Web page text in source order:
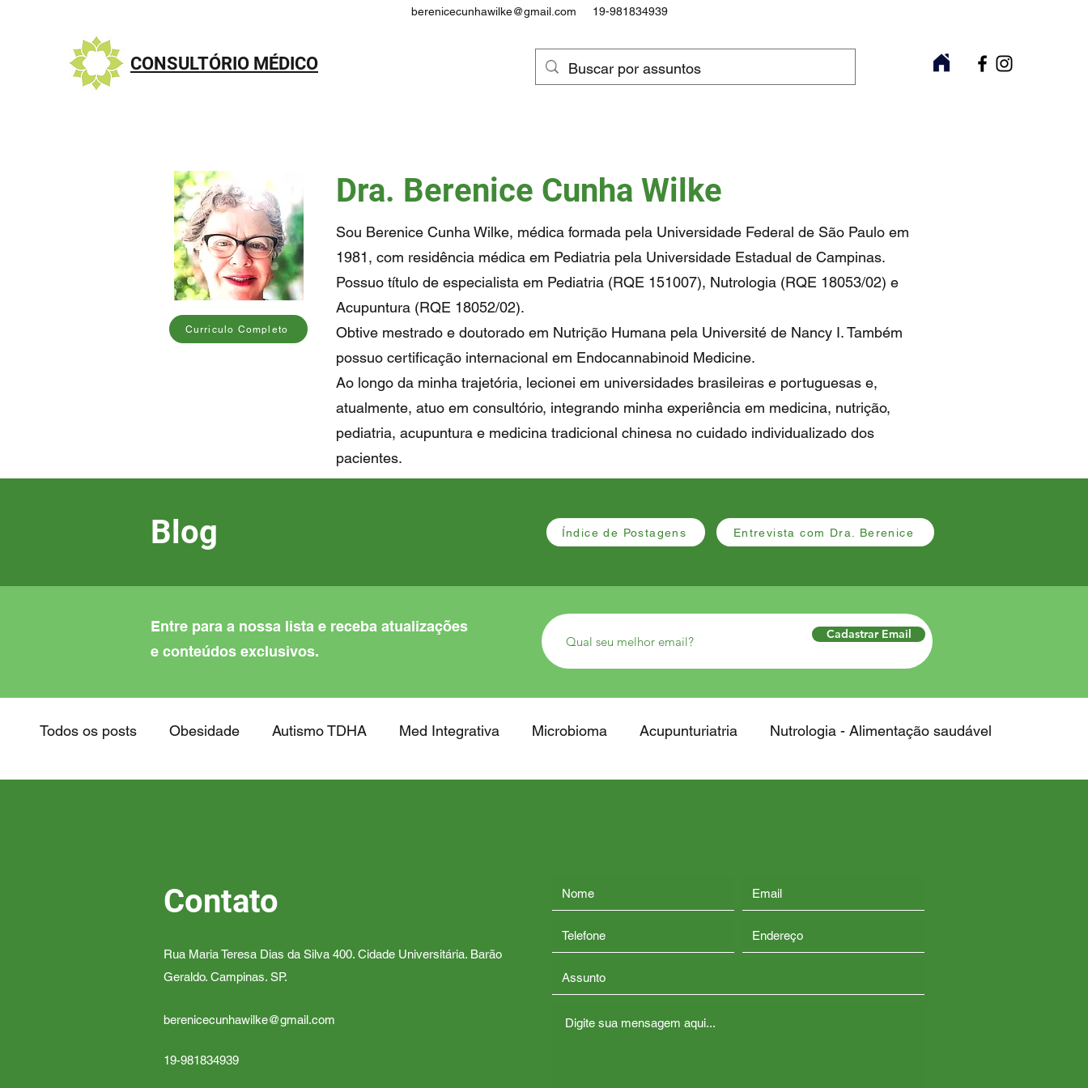
berenicecunhawilke@gmail.com 19-981834939
CONSULTÓRIO MÉDICO
Curriculo Completo
Dra. Berenice Cunha Wilke
Sou Berenice Cunha Wilke, médica formada pela Universidade Federal de São Paulo em
1981, com residência médica em Pediatria pela Universidade Estadual de Campinas.
Possuo título de especialista em Pediatria (RQE 151007), Nutrologia (RQE 18053/02) e
Acupuntura (RQE 18052/02).
Obtive mestrado e doutorado em Nutrição Humana pela Université de Nancy I. Também
possuo certificação internacional em Endocannabinoid Medicine.
Ao longo da minha trajetória, lecionei em universidades brasileiras e portuguesas e,
atualmente, atuo em consultório, integrando minha experiência em medicina, nutrição,
pediatria, acupuntura e medicina tradicional chinesa no cuidado individualizado dos
pacientes.
Blog Índice de Postagens Entrevista com Dra. Berenice
Entre para a nossa lista e receba atualizações
e conteúdos exclusivos.
Cadastrar Email
Todos os posts Obesidade Autismo TDHA Med Integrativa Microbioma Acupunturiatria Nutrologia - Alimentação saudável
Contato
Rua Maria Teresa Dias da Silva 400. Cidade Universitária. Barão
Geraldo. Campinas. SP.
berenicecunhawilke@gmail.com
19-981834939